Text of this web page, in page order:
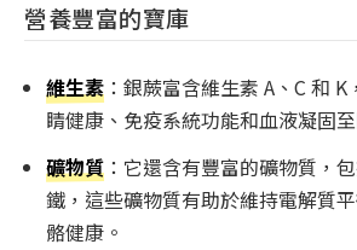
營養豐富的寶庫
維生素 ：銀蕨富含維生素 A、C 和
睛健康、免疫系統功能和血液凝固
礦物質 ：它還含有豐富的礦物質，
鐵，這些礦物質有助於維持電解質
骼健康。